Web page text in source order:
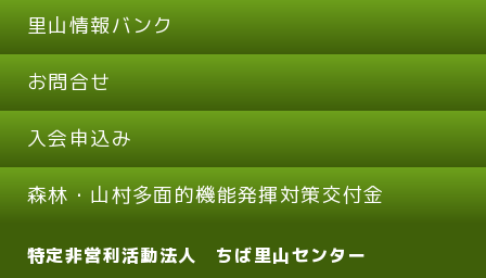
里山情報バンク
お問合せ
入会申込み
森林・山村多面的機能発揮対策交付金
特定非営利活動法人 ちば里山センター